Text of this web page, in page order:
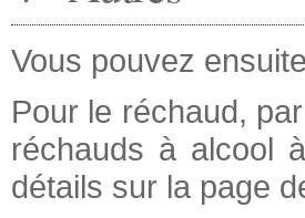
Vous pouvez
Pour le réchaud,
réchauds à alcool
détails sur la page